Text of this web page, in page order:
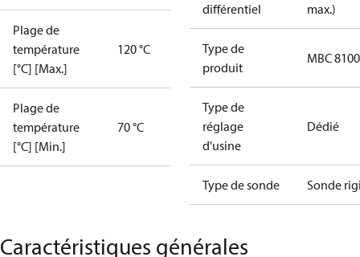
Plage de
température
[°C] [Max.]
120 °C
Plage de
température
[°C] [Min.]
70 °C
différentiel
max.)
Type de
produit
MBC 8100
Type de
réglage
d'usine
Dédié
Type de sonde Sonde
Caractéristiques générales